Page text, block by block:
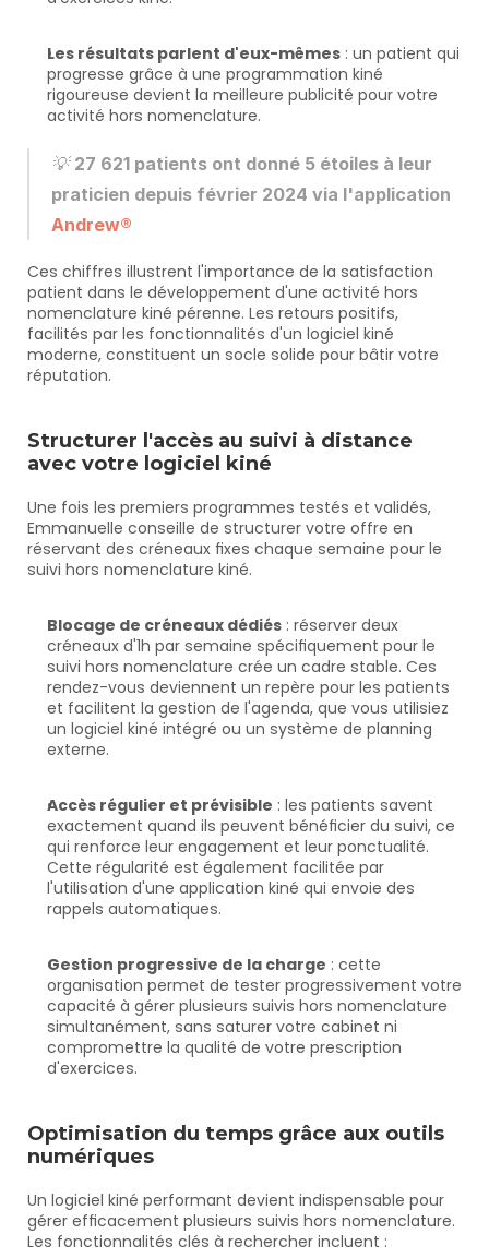
Les résultats parlent d'eux-mêmes : un patient qui
progresse grâce à une programmation kiné
rigoureuse devient la meilleure publicité pour votre
activité hors nomenclature.
💡 27 621 patients ont donné 5 étoiles à leur
Andrew®
Ces chiffres illustrent l'importance de la satisfaction
patient dans le développement d'une activité hors
nomenclature kiné pérenne. Les retours positifs,
facilités par les fonctionnalités d'un logiciel kiné
moderne, constituent un socle solide pour bâtir votre
réputation.
Structurer l'accès au suivi à distance
avec votre logiciel kiné
Une fois les premiers programmes testés et validés,
Emmanuelle conseille de structurer votre offre en
réservant des créneaux fixes chaque semaine pour le
suivi hors nomenclature kiné.
Blocage de créneaux dédiés : réserver deux
créneaux d'1h par semaine spécifiquement pour le
suivi hors nomenclature crée un cadre stable. Ces
rendez-vous deviennent un repère pour les patients
et facilitent la gestion de l'agenda, que vous utilisiez
un logiciel kiné intégré ou un système de planning
externe.
Accès régulier et prévisible : les patients savent
exactement quand ils peuvent bénéficier du suivi, ce
qui renforce leur engagement et leur ponctualité.
Cette régularité est également facilitée par
l'utilisation d'une application kiné qui envoie des
rappels automatiques.
Gestion progressive de la charge : cette
organisation permet de tester progressivement votre
capacité à gérer plusieurs suivis hors nomenclature
simultanément, sans saturer votre cabinet ni
compromettre la qualité de votre prescription
d'exercices.
Optimisation du temps grâce aux outils
numériques
Un logiciel kiné performant devient indispensable pour
gérer efficacement plusieurs suivis hors nomenclature.
Les fonctionnalités clés à rechercher incluent :